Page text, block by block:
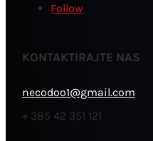
Follow
KONTAKTIRAJTE NAS
necodoo1@gmail.com
+ 385 42 351 121